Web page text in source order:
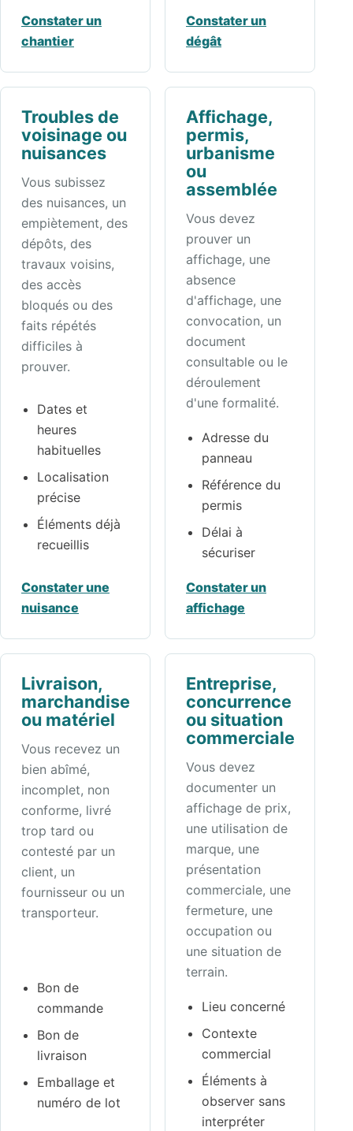
Constater un
chantier
Constater un
dégât
Troubles de
voisinage ou
nuisances
Vous subissez
des nuisances, un
empiètement, des
dépôts, des
travaux voisins,
des accès
bloqués ou des
faits répétés
difficiles à
prouver.
Dates et
heures
habituelles
Localisation
précise
Éléments déjà
recueillis
Constater une
nuisance
Affichage,
permis,
urbanisme
ou
assemblée
Vous devez
prouver un
affichage, une
absence
d'affichage, une
convocation, un
document
consultable ou le
déroulement
d'une formalité.
Adresse du
panneau
Référence du
permis
Délai à
sécuriser
Constater un
affichage
Livraison,
marchandise
ou matériel
Vous recevez un
bien abîmé,
incomplet, non
conforme, livré
trop tard ou
contesté par un
client, un
fournisseur ou un
transporteur.
Bon de
commande
Bon de
livraison
Emballage et
numéro de lot
Entreprise,
concurrence
ou situation
commerciale
Vous devez
documenter un
affichage de prix,
une utilisation de
marque, une
présentation
commerciale, une
fermeture, une
occupation ou
une situation de
terrain.
Lieu concerné
Contexte
commercial
Éléments à
observer sans
interpréter